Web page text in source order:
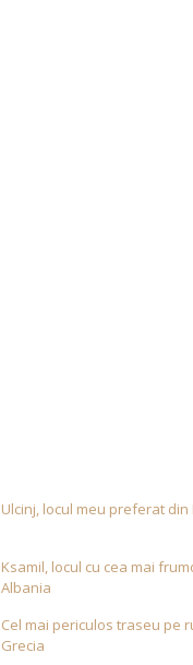
Ulcinj, locul meu preferat
Ksamil, locul cu cea mai
Albania
Cel mai periculos traseu pe
Grecia